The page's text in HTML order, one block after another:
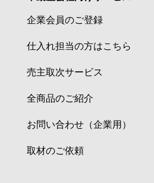
企業会員のご登録
仕入れ担当の方はこちら
売主取次サービス
全商品のご紹介
お問い合わせ（企業用）
取材のご依頼